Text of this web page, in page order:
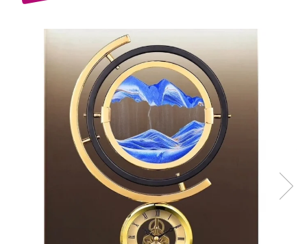
Bijuterii Copii
Bijuterii Mirese
Selectii
Cele mai noi
Cele mai vandute
Cele mai votate